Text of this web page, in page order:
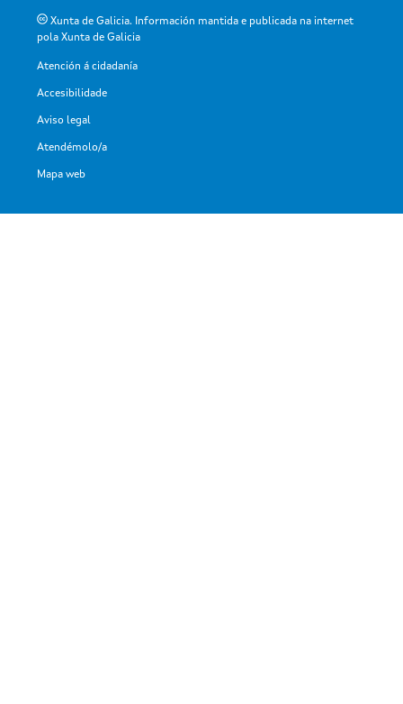
Xunta de Galicia. Información mantida e publicada na internet
pola Xunta de Galicia
Atención á cidadanía
Accesibilidade
Aviso legal
Atendémolo/a
Mapa web